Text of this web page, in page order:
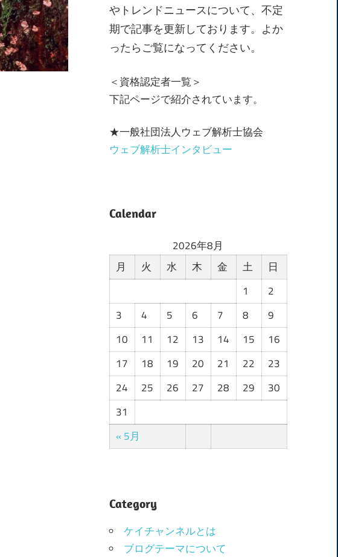
やトレンドニュースについて、不定
期で記事を更新しております。よか
ったらご覧になってください。
＜資格認定者一覧＞
下記ページで紹介されています。
★一般社団法人ウェブ解析士協会
ウェブ解析士インタビュー
Calendar
2026年8月
月
火 水 木 金 土 日
« 5月
1
2
3
4 5 6 7 8
9
10
11 12 13 14 15
16
17
18 19 20 21 22
23
24
25 26 27 28 29
30
31
Category
ケイチャンネルとは
ブログテーマについて